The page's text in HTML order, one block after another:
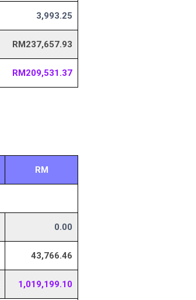
3,993.25
RM237,657.93
RM209,531.37
RM
0.00
43,766.46
1,019,199.10